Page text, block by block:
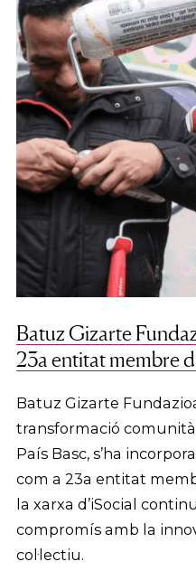
Batuz Gizarte
23a entitat membre
Batuz Gizarte
transformació
País Basc, s’ha
com a 23a entitat
la xarxa d’iSocial
compromís amb la
col·lectiu.